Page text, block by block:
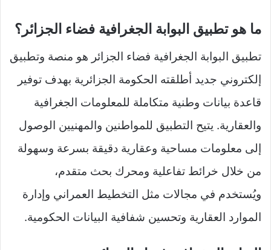
ما هو تطبيق البوابة الجغرافية فضاء الجزائر؟
تطبيق البوابة الجغرافية فضاء الجزائر هو منصة وتطبيق
إلكتروني جديد أطلقته الحكومة الجزائرية بهدف توفير
قاعدة بيانات وطنية متكاملة للمعلومات الجغرافية
والعقارية. يتيح التطبيق للمواطنين والمهنيين الوصول
إلى معلومات مساحية وعقارية دقيقة بسرعة وسهولة
من خلال خرائط تفاعلية ومحرك بحث متقدم،
ويُستخدم في مجالات مثل التخطيط العمراني وإدارة
الموارد العقارية وتحسين شفافية البيانات الحكومية.